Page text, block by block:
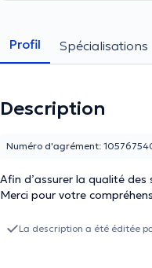
Profil Spécialisations
Description
Afin d’assurer la qualité
Merci pour votre
Numéro d'agrément:
La description a été éditée